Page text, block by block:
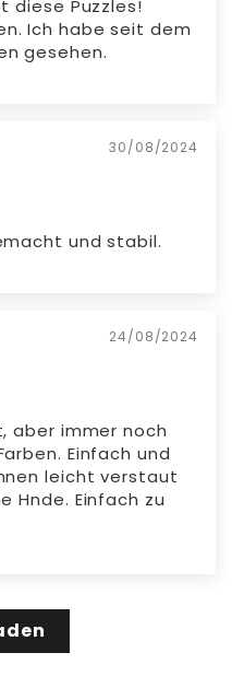
diese Puzzles!
Ich habe seit dem
gesehen.
30/08/2024
und stabil.
24/08/2024
aber immer noch
Einfach und
leicht verstaut
Hnde. Einfach zu